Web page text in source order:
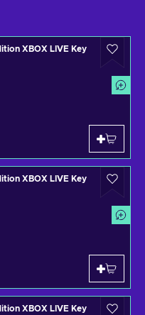
XBOX LIVE Key
XBOX LIVE Key
XBOX LIVE Key